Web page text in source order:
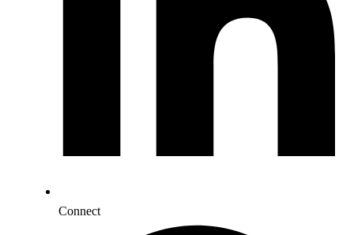
Connect